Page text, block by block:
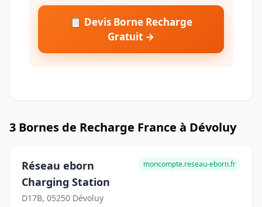
📋 Devis Borne Recharge
Gratuit →
3 Bornes de Recharge France à Dévoluy
Réseau eborn
Charging Station
D17B, 05250 Dévoluy
moncompte.reseau-eborn.fr